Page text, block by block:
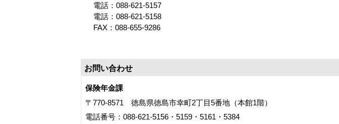
電話：088-621-5157
電話：088-621-5158
FAX：088-655-9286
お問い合わせ
保険年金課
〒770-8571 徳島県徳島市幸町2丁目5番地（本館1階）
電話番号：088-621-5156・5159・5161・5384